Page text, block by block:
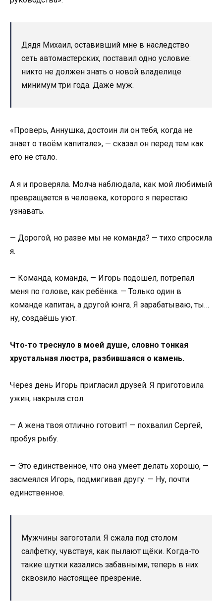
Дядя Михаил, оставивший мне в наследство
сеть автомастерских, поставил одно условие:
никто не должен знать о новой владелице
минимум три года. Даже муж.
«Проверь, Аннушка, достоин ли он тебя, когда не
знает о твоём капитале», — сказал он перед тем как
его не стало.
А я и проверяла. Молча наблюдала, как мой любимый
превращается в человека, которого я перестаю
узнавать.
— Дорогой, но разве мы не команда? — тихо спросила
я.
— Команда, команда, — Игорь подошёл, потрепал
меня по голове, как ребёнка. — Только один в
команде капитан, а другой юнга. Я зарабатываю, ты…
ну, создаёшь уют.
Что-то треснуло в моей душе, словно тонкая
хрустальная люстра, разбившаяся о камень.
Через день Игорь пригласил друзей. Я приготовила
ужин, накрыла стол.
— А жена твоя отлично готовит! — похвалил Сергей,
пробуя рыбу.
— Это единственное, что она умеет делать хорошо, —
засмеялся Игорь, подмигивая другу. — Ну, почти
единственное.
Мужчины загоготали. Я сжала под столом
салфетку, чувствуя, как пылают щёки. Когда-то
такие шутки казались забавными, теперь в них
сквозило настоящее презрение.